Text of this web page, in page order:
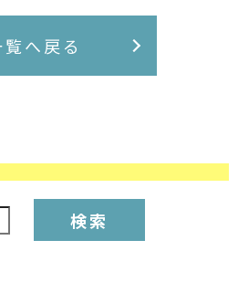
覧へ戻る